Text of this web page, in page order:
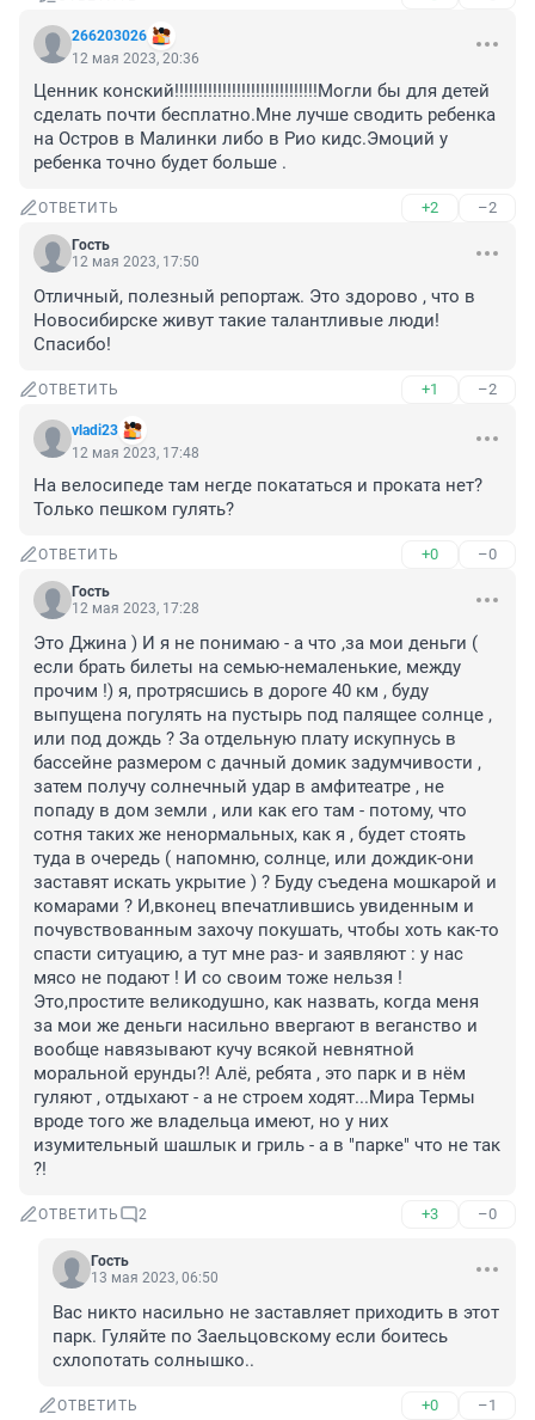
266203026
12 мая 2023, 20:36
Ценник конский!!!!!!!!!!!!!!!!!!!!!!!!!!!!!!Могли бы для детей
сделать почти бесплатно.Мне лучше сводить ребенка
на Остров в Малинки либо в Рио кидс.Эмоций у
ребенка точно будет больше .
ОТВЕТИТЬ +2 –2
Гость
12 мая 2023, 17:50
Отличный, полезный репортаж. Это здорово , что в
Новосибирске живут такие талантливые люди!
Спасибо!
ОТВЕТИТЬ +1 –2
vladi23
12 мая 2023, 17:48
На велосипеде там негде покататься и проката нет?
Только пешком гулять?
ОТВЕТИТЬ +0 –0
Гость
12 мая 2023, 17:28
Это Джина ) И я не понимаю - а что ,за мои деньги (
если брать билеты на семью-немаленькие, между
прочим !) я, протрясшись в дороге 40 км , буду
выпущена погулять на пустырь под палящее солнце ,
или под дождь ? За отдельную плату искупнусь в
бассейне размером с дачный домик задумчивости ,
затем получу солнечный удар в амфитеатре , не
попаду в дом земли , или как его там - потому, что
сотня таких же ненормальных, как я , будет стоять
туда в очередь ( напомню, солнце, или дождик-они
заставят искать укрытие ) ? Буду съедена мошкарой и
комарами ? И,вконец впечатлившись увиденным и
почувствованным захочу покушать, чтобы хоть как-то
спасти ситуацию, а тут мне раз- и заявляют : у нас
мясо не подают ! И со своим тоже нельзя !
Это,простите великодушно, как назвать, когда меня
за мои же деньги насильно ввергают в веганство и
вообще навязывают кучу всякой невнятной
моральной ерунды?! Алё, ребята , это парк и в нём
гуляют , отдыхают - а не строем ходят...Мира Термы
вроде того же владельца имеют, но у них
изумительный шашлык и гриль - а в "парке" что не так
?!
ОТВЕТИТЬ 2 +3 –0
Гость
13 мая 2023, 06:50
Вас никто насильно не заставляет приходить в этот
парк. Гуляйте по Заельцовскому если боитесь
схлопотать солнышко..
ОТВЕТИТЬ +0 –1